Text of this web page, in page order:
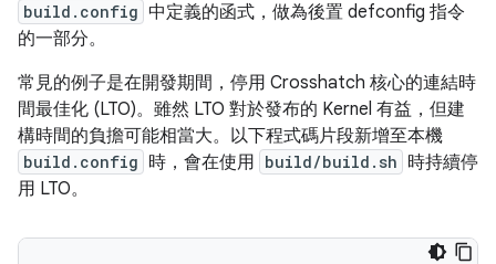
build.config 中定義的函式，做為後置 defconfig 指令
的一部分。
常見的例子是在開發期間，停用 Crosshatch 核心的連結時
間最佳化 (LTO)。雖然 LTO 對於發布的 Kernel 有益，但建
構時間的負擔可能相當大。以下程式碼片段新增至本機
build.config 時，會在使用 build/build.sh 時持續停
用 LTO。